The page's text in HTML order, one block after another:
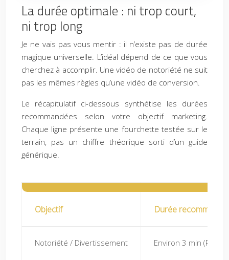
La durée optimale : ni trop court,
ni trop long
Je ne vais pas vous mentir : il n’existe pas de durée
magique universelle. L’idéal dépend de ce que vous
cherchez à accomplir. Une vidéo de notoriété ne suit
pas les mêmes règles qu’une vidéo de conversion.
Le récapitulatif ci-dessous synthétise les durées
recommandées selon votre objectif marketing.
Chaque ligne présente une fourchette testée sur le
terrain, pas un chiffre théorique sorti d’un guide
générique.
Objectif Durée
Notoriété / Divertissement Environ 3 min (Reels